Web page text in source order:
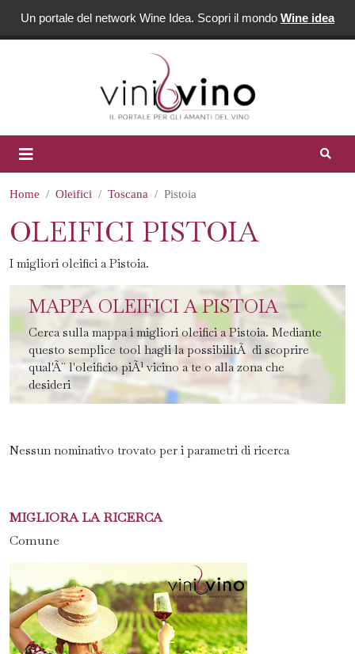
Un portale del network Wine Idea. Scopri il mondo Wine idea
Home Oleifici Toscana Pistoia
OLEIFICI PISTOIA
I migliori oleifici a Pistoia.
MAPPA OLEIFICI A PISTOIA
Cerca sulla mappa i migliori oleifici a Pistoia. Mediante
questo semplice tool hagli la possibilitÃ di scoprire
qual'Ã¨ l'oleificio piÃ¹ vicino a te o alla zona che
desideri
Nessun nominativo trovato per i parametri di ricerca
MIGLIORA LA RICERCA
Comune